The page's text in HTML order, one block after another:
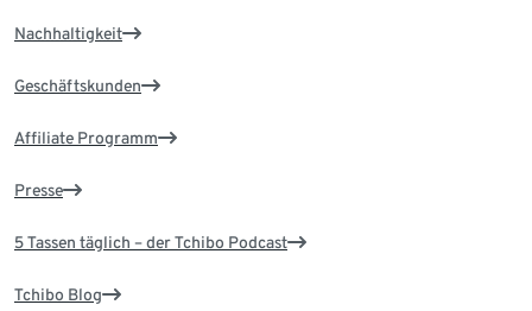
Nachhaltigkeit
Geschäftskunden
Affiliate Programm
Presse
5 Tassen täglich – der Tchibo Podcast
Tchibo Blog